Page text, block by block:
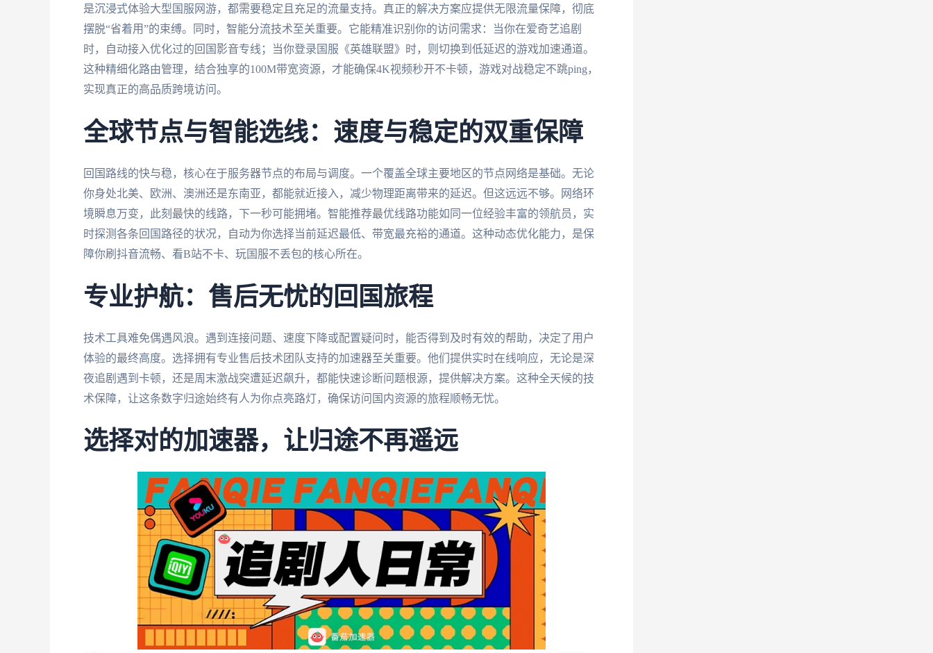
是沉浸式体验大型国服网游，都需要稳定且充足的流量支持。真正的解决方案应提供无限流量保障，彻底
摆脱“省着用”的束缚。同时，智能分流技术至关重要。它能精准识别你的访问需求：当你在爱奇艺追剧
时，自动接入优化过的回国影音专线；当你登录国服《英雄联盟》时，则切换到低延迟的游戏加速通道。
这种精细化路由管理，结合独享的100M带宽资源，才能确保4K视频秒开不卡顿，游戏对战稳定不跳ping，
实现真正的高品质跨境访问。
全球节点与智能选线：速度与稳定的双重保障
回国路线的快与稳，核心在于服务器节点的布局与调度。一个覆盖全球主要地区的节点网络是基础。无论
你身处北美、欧洲、澳洲还是东南亚，都能就近接入，减少物理距离带来的延迟。但这远远不够。网络环
境瞬息万变，此刻最快的线路，下一秒可能拥堵。智能推荐最优线路功能如同一位经验丰富的领航员，实
时探测各条回国路径的状况，自动为你选择当前延迟最低、带宽最充裕的通道。这种动态优化能力，是保
障你刷抖音流畅、看B站不卡、玩国服不丢包的核心所在。
专业护航：售后无忧的回国旅程
技术工具难免偶遇风浪。遇到连接问题、速度下降或配置疑问时，能否得到及时有效的帮助，决定了用户
体验的最终高度。选择拥有专业售后技术团队支持的加速器至关重要。他们提供实时在线响应，无论是深
夜追剧遇到卡顿，还是周末激战突遭延迟飙升，都能快速诊断问题根源，提供解决方案。这种全天候的技
术保障，让这条数字归途始终有人为你点亮路灯，确保访问国内资源的旅程顺畅无忧。
选择对的加速器，让归途不再遥远